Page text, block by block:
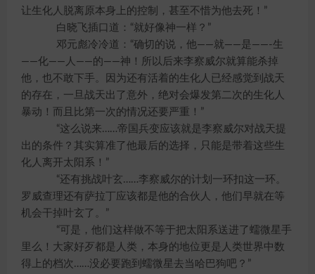
让生化人脱离原本身上的控制，甚至不惜为他去死！”
白晓飞插口道：“就好像神一样？”
邓元彪冷冷道：“确切的说，他——就——是——-生
——化——人——的——神！所以后来李察威尔就算能杀掉
他，也不敢下手。因为还有活着的生化人已经感觉到战天
的存在，一旦战天出了意外，绝对会爆发第二次的生化人
暴动！而且比第一次的情况还要严重！”
“这么说来……帝国兵变应该就是李察威尔对战天提
出的条件？其实算准了他最后的选择，只能是带着这些生
化人离开太阳系！”
“还有挑战叶玄……李察威尔的计划一环扣这一环。
罗威查理还有萨拉丁应该都是他的合伙人，他们早就在等
机会干掉叶玄了。”
“可是，他们这样做不等于把太阳系送进了蠕微星手
里么！大家好歹都是人类，本身的地位更是人类世界中数
得上的档次……没必要跑到蠕微星去当哈巴狗吧？”